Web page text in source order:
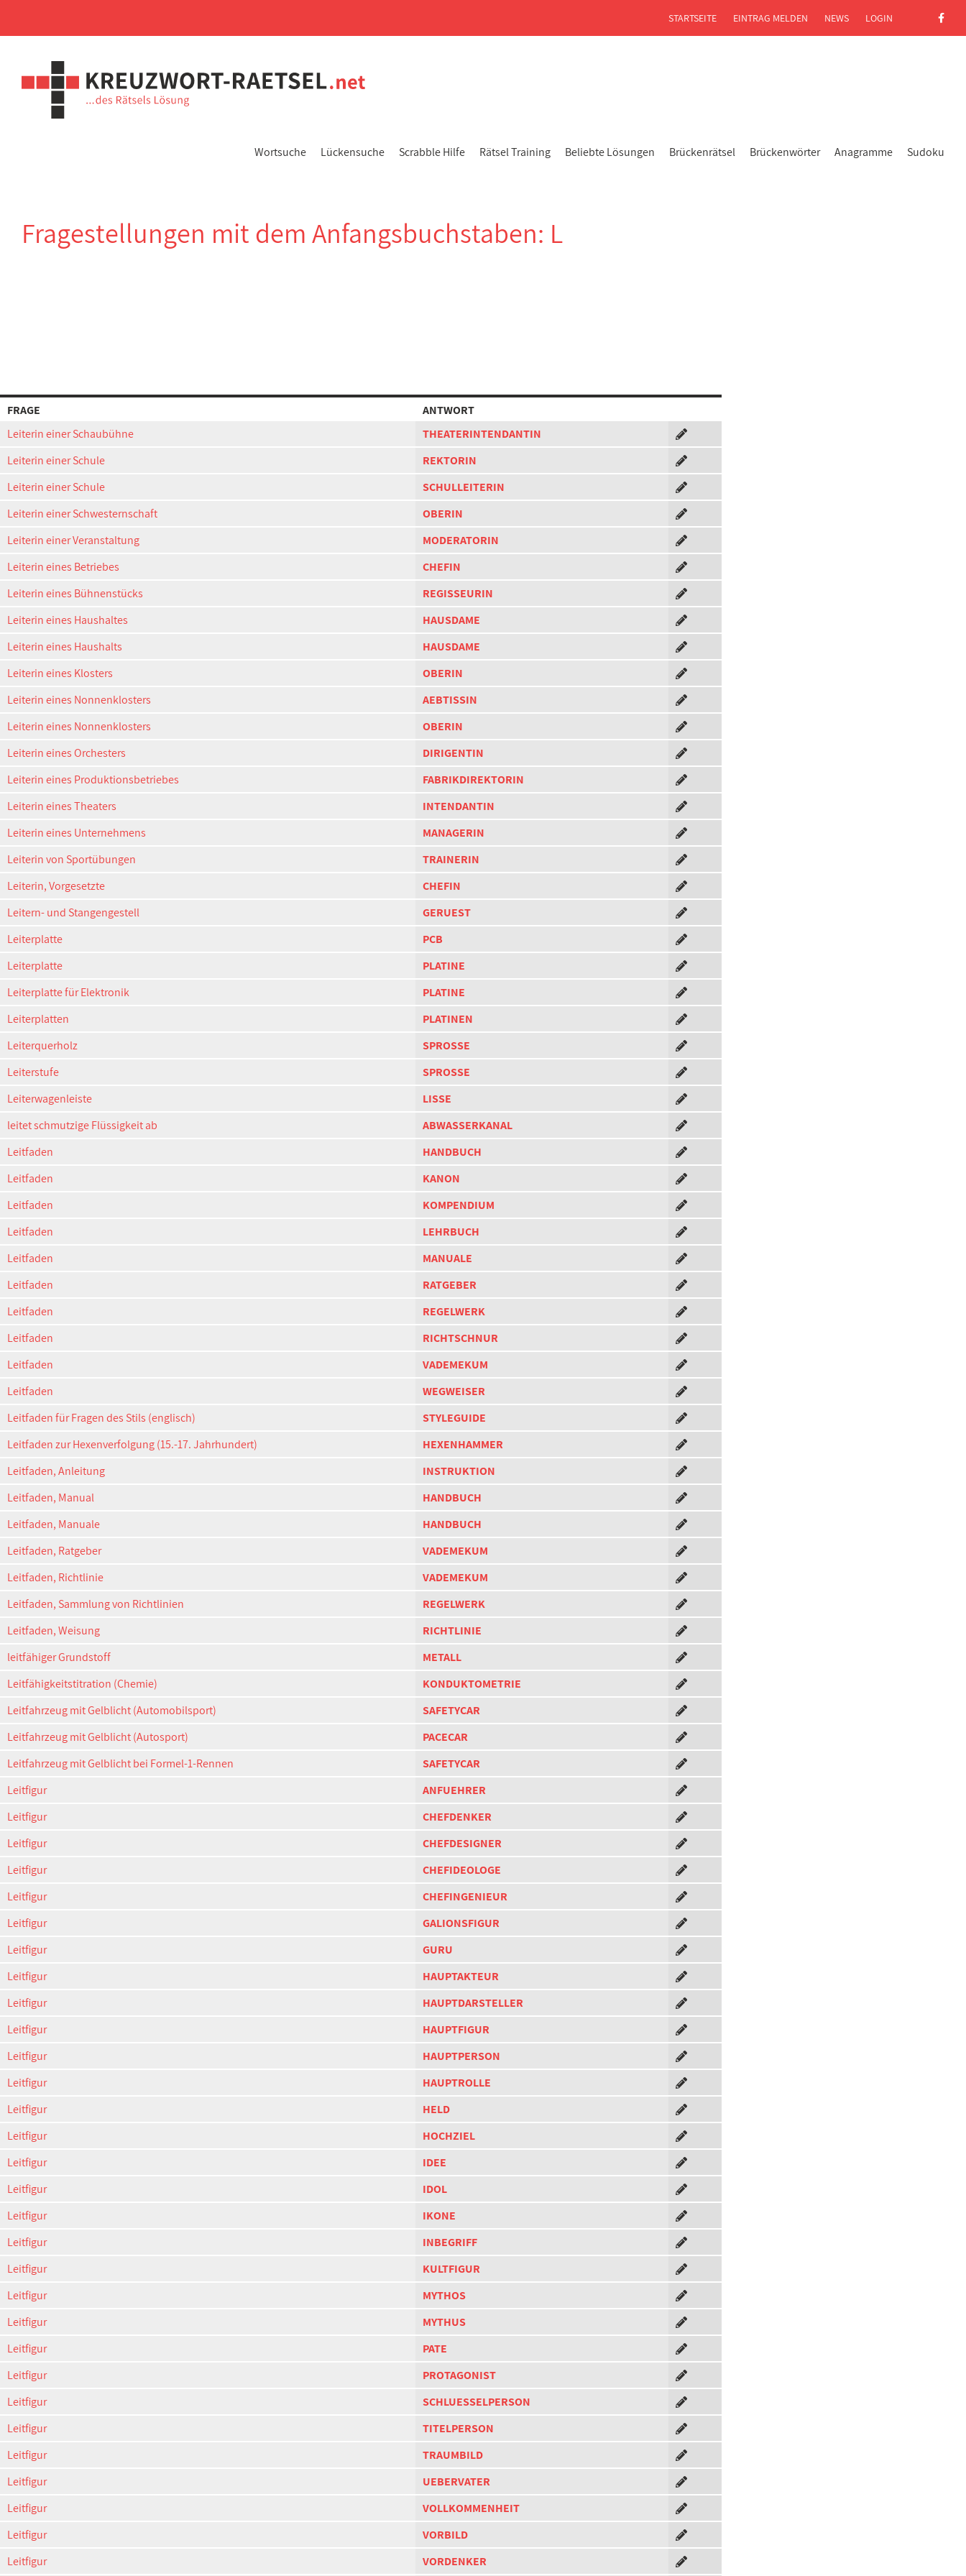
Wortsuche Lückensuche Scrabble Hilfe Rätsel Training Beliebte Lösungen Brückenrätsel Brückenwörter Anagramme Sudoku
STARTSEITE EINTRAG MELDEN NEWS LOGIN
Fragestellungen mit dem Anfangsbuchstaben: L
FRAGE
ANTWORT
Leiterin einer Schaubühne
THEATERINTENDANTIN
Leiterin einer Schule
REKTORIN
Leiterin einer Schule
SCHULLEITERIN
Leiterin einer Schwesternschaft
OBERIN
Leiterin einer Veranstaltung
MODERATORIN
Leiterin eines Betriebes
CHEFIN
Leiterin eines Bühnenstücks
REGISSEURIN
Leiterin eines Haushaltes
HAUSDAME
Leiterin eines Haushalts
HAUSDAME
Leiterin eines Klosters
OBERIN
Leiterin eines Nonnenklosters
AEBTISSIN
Leiterin eines Nonnenklosters
OBERIN
Leiterin eines Orchesters
DIRIGENTIN
Leiterin eines Produktionsbetriebes
FABRIKDIREKTORIN
Leiterin eines Theaters
INTENDANTIN
Leiterin eines Unternehmens
MANAGERIN
Leiterin von Sportübungen
TRAINERIN
Leiterin, Vorgesetzte
CHEFIN
Leitern- und Stangengestell
GERUEST
Leiterplatte
PCB
Leiterplatte
PLATINE
Leiterplatte für Elektronik
PLATINE
Leiterplatten
PLATINEN
Leiterquerholz
SPROSSE
Leiterstufe
SPROSSE
Leiterwagenleiste
LISSE
leitet schmutzige Flüssigkeit ab
ABWASSERKANAL
Leitfaden
HANDBUCH
Leitfaden
KANON
Leitfaden
KOMPENDIUM
Leitfaden
LEHRBUCH
Leitfaden
MANUALE
Leitfaden
RATGEBER
Leitfaden
REGELWERK
Leitfaden
RICHTSCHNUR
Leitfaden
VADEMEKUM
Leitfaden
WEGWEISER
Leitfaden für Fragen des Stils (englisch)
STYLEGUIDE
Leitfaden zur Hexenverfolgung (15.-17. Jahrhundert)
HEXENHAMMER
Leitfaden, Anleitung
INSTRUKTION
Leitfaden, Manual
HANDBUCH
Leitfaden, Manuale
HANDBUCH
Leitfaden, Ratgeber
VADEMEKUM
Leitfaden, Richtlinie
VADEMEKUM
Leitfaden, Sammlung von Richtlinien
REGELWERK
Leitfaden, Weisung
RICHTLINIE
leitfähiger Grundstoff
METALL
Leitfähigkeitstitration (Chemie)
KONDUKTOMETRIE
Leitfahrzeug mit Gelblicht (Automobilsport)
SAFETYCAR
Leitfahrzeug mit Gelblicht (Autosport)
PACECAR
Leitfahrzeug mit Gelblicht bei Formel-1-Rennen
SAFETYCAR
Leitfigur
ANFUEHRER
Leitfigur
CHEFDENKER
Leitfigur
CHEFDESIGNER
Leitfigur
CHEFIDEOLOGE
Leitfigur
CHEFINGENIEUR
Leitfigur
GALIONSFIGUR
Leitfigur
GURU
Leitfigur
HAUPTAKTEUR
Leitfigur
HAUPTDARSTELLER
Leitfigur
HAUPTFIGUR
Leitfigur
HAUPTPERSON
Leitfigur
HAUPTROLLE
Leitfigur
HELD
Leitfigur
HOCHZIEL
Leitfigur
IDEE
Leitfigur
IDOL
Leitfigur
IKONE
Leitfigur
INBEGRIFF
Leitfigur
KULTFIGUR
Leitfigur
MYTHOS
Leitfigur
MYTHUS
Leitfigur
PATE
Leitfigur
PROTAGONIST
Leitfigur
SCHLUESSELPERSON
Leitfigur
TITELPERSON
Leitfigur
TRAUMBILD
Leitfigur
UEBERVATER
Leitfigur
VOLLKOMMENHEIT
Leitfigur
VORBILD
Leitfigur
VORDENKER